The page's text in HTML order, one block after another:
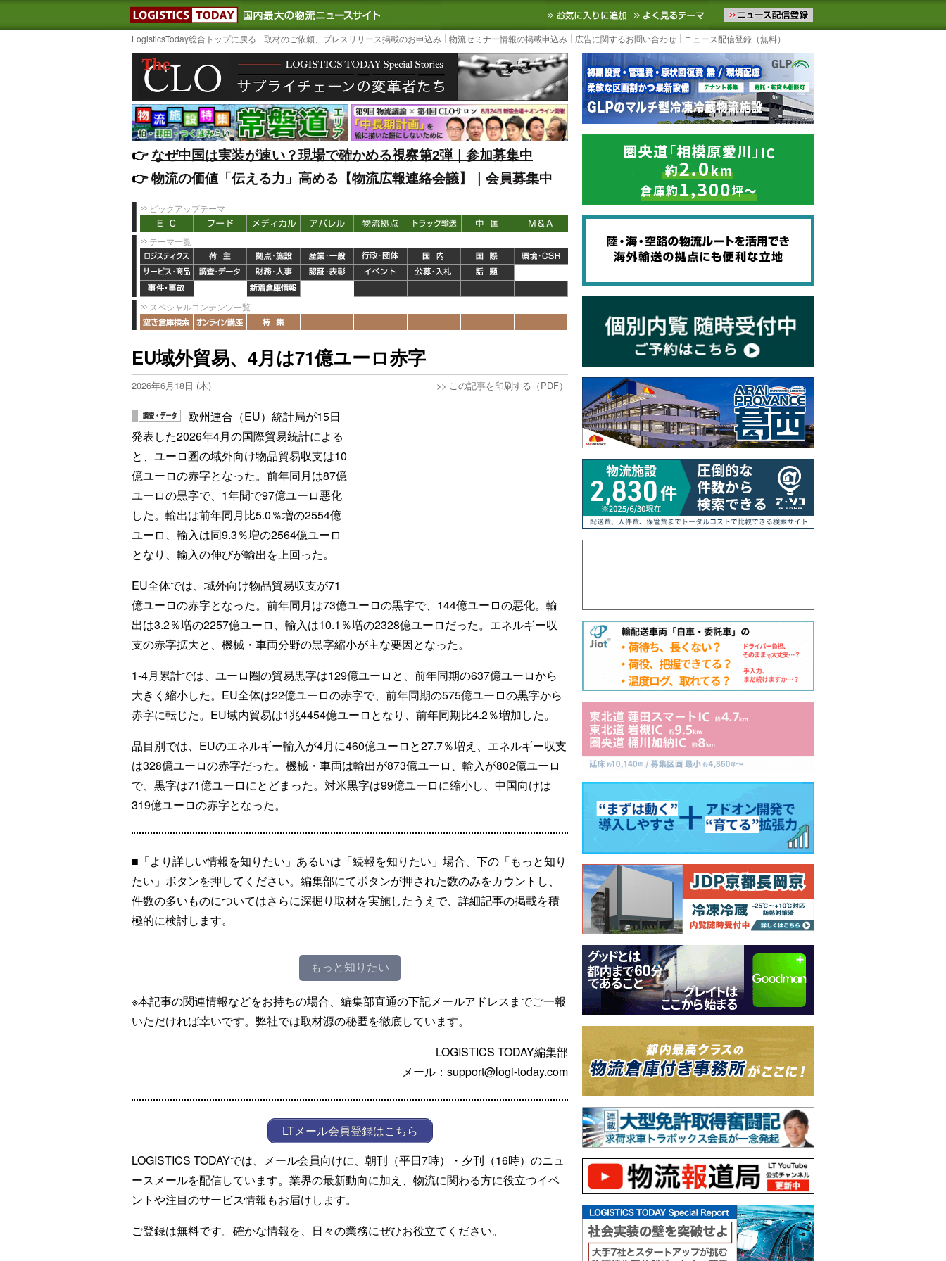
LOGISTICS TODAY｜国内最大の物流ニュースサイト3PL, SCMなど国内外の最新の物流ニュースをお届けします。物流ニュースメール配信を登録す
お気に入りに追加 よく見るテーマ
LogisticsToday総合トップに戻る 取材のご依頼、プレスリリース掲載のお申込み 物流セミナー情報の掲載申込み 広告に関するお問い合わせ ニュース配信登録（無料）
👉️なぜ中国は実装が速い？現場で確かめる視察第2弾｜参加募集中
👉️物流の価値「伝える力」高める【物流広報連絡会議】｜会員募集中
ピックアップテーマ
テーマ一覧
スペシャルコンテンツ一覧
EU域外貿易、4月は71億ユーロ赤字
2026年6月18日 (木) >> この記事を印刷する（PDF）
欧州連合（EU）統計局が15日
発表した2026年4月の国際貿易統計による
と、ユーロ圏の域外向け物品貿易収支は10
億ユーロの赤字となった。前年同月は87億
ユーロの黒字で、1年間で97億ユーロ悪化
した。輸出は前年同月比5.0％増の2554億
ユーロ、輸入は同9.3％増の2564億ユーロ
となり、輸入の伸びが輸出を上回った。
EU全体では、域外向け物品貿易収支が71
億ユーロの赤字となった。前年同月は73億ユーロの黒字で、144億ユーロの悪化。輸
出は3.2％増の2257億ユーロ、輸入は10.1％増の2328億ユーロだった。エネルギー収
支の赤字拡大と、機械・車両分野の黒字縮小が主な要因となった。
1-4月累計では、ユーロ圏の貿易黒字は129億ユーロと、前年同期の637億ユーロから
大きく縮小した。EU全体は22億ユーロの赤字で、前年同期の575億ユーロの黒字から
赤字に転じた。EU域内貿易は1兆4454億ユーロとなり、前年同期比4.2％増加した。
品目別では、EUのエネルギー輸入が4月に460億ユーロと27.7％増え、エネルギー収支
は328億ユーロの赤字だった。機械・車両は輸出が873億ユーロ、輸入が802億ユーロ
で、黒字は71億ユーロにとどまった。対米黒字は99億ユーロに縮小し、中国向けは
319億ユーロの赤字となった。
■「より詳しい情報を知りたい」あるいは「続報を知りたい」場合、下の「もっと知り
たい」ボタンを押してください。編集部にてボタンが押された数のみをカウントし、
件数の多いものについてはさらに深掘り取材を実施したうえで、詳細記事の掲載を積
極的に検討します。
もっと知りたい
※本記事の関連情報などをお持ちの場合、編集部直通の下記メールアドレスまでご一報
いただければ幸いです。弊社では取材源の秘匿を徹底しています。
LOGISTICS TODAY編集部
メール：support@logi-today.com
LTメール会員登録はこちら
LOGISTICS TODAYでは、メール会員向けに、朝刊（平日7時）・夕刊（16時）のニュ
ースメールを配信しています。業界の最新動向に加え、物流に関わる方に役立つイベ
ントや注目のサービス情報もお届けします。
ご登録は無料です。確かな情報を、日々の業務にぜひお役立てください。